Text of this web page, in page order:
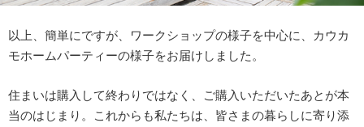
以上、簡単にですが、ワークショップの様子を中心に、カウカ
モホームパーティーの様子をお届けしました。
住まいは購入して終わりではなく、ご購入いただいたあとが本
当のはじまり。これからも私たちは、皆さまの暮らしに寄り添